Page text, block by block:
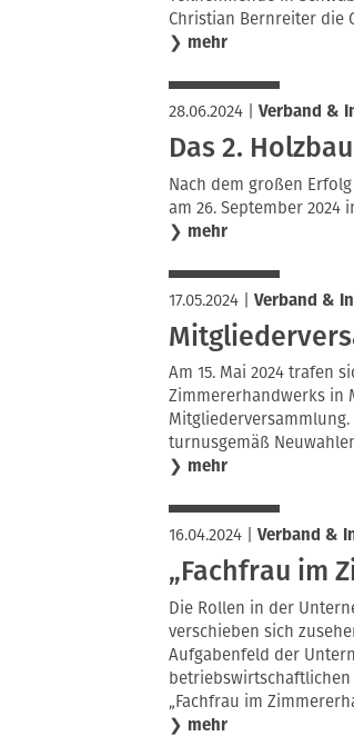
Christian Bernreiter die
❯ mehr
28.06.2024| Verband &
Das 2.
Nach dem großen
am 26. September 2024
❯ mehr
17.05.2024| Verband &
Am 15. Mai 2024 trafen
Zimmererhandwerks in
turnusgemäß
❯ mehr
16.04.2024| Verband &
„Fachfrau im
Die Rollen in der
verschieben sich
Aufgabenfeld der
„Fachfrau im
❯ mehr